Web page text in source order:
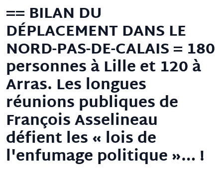
== BILAN DU
DÉPLACEMENT DANS LE
NORD-PAS-DE-CALAIS = 180
personnes à Lille et 120 à
Arras. Les longues
réunions publiques de
François Asselineau
défient les « lois de
l'enfumage politique »… !